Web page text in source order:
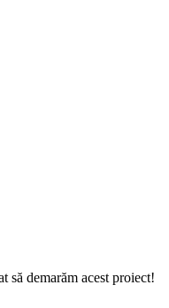
demarăm acest proiect!